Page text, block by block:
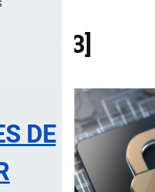
DE
[14.03]